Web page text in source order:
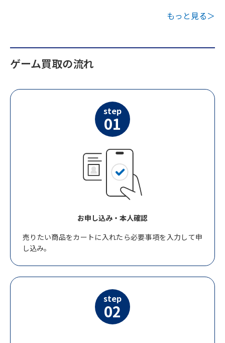
もっと見る＞
ゲーム買取の流れ
step
01
お申し込み・本人確認
売りたい商品をカートに入れたら必要事項を入力して申
し込み。
step
02